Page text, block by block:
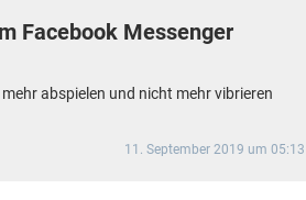
Facebook Messenger
abspielen und nicht mehr vibrieren
11. September 2019 um 05:13